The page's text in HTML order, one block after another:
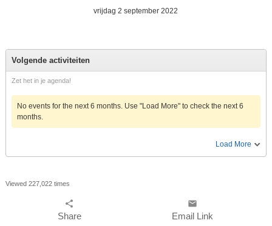
vrijdag 2 september 2022
Volgende activiteiten
Zet het in je agenda!
No events for the next 6 months. Use "Load More" to check the next 6
months.
Load More
Viewed 227,022 times
share
Share
email
Email Link